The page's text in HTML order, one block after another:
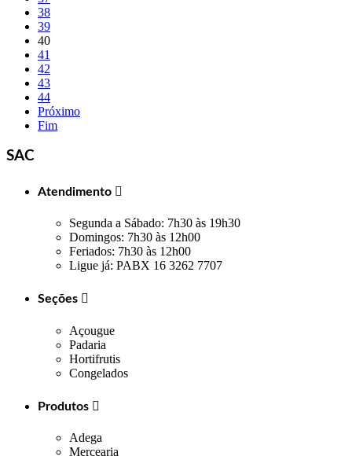
38
39
40
41
42
43
44
Próximo
Fim
SAC
Atendimento
Segunda a Sábado: 7h30 às 19h30
Domingos: 7h30 às 12h00
Feriados: 7h30 às 12h00
Ligue já: PABX 16 3262 7707
Seções 
Açougue
Padaria
Hortifrutis
Congelados
Produtos
Adega
Mercearia